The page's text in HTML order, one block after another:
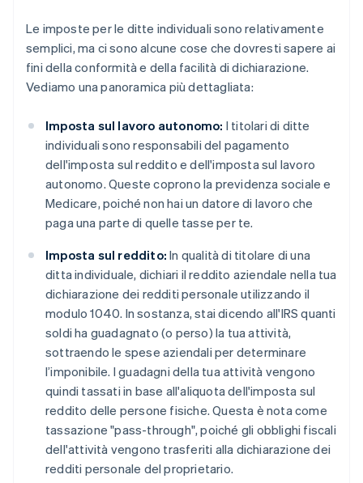
Le imposte per le ditte individuali sono relativamente
semplici, ma ci sono alcune cose che dovresti sapere ai
fini della conformità e della facilità di dichiarazione.
Vediamo una panoramica più dettagliata:
Imposta sul lavoro autonomo: I titolari di ditte
individuali sono responsabili del pagamento
dell'imposta sul reddito e dell'imposta sul lavoro
autonomo. Queste coprono la previdenza sociale e
Medicare, poiché non hai un datore di lavoro che
paga una parte di quelle tasse per te.
Imposta sul reddito: In qualità di titolare di una
ditta individuale, dichiari il reddito aziendale nella tua
dichiarazione dei redditi personale utilizzando il
modulo 1040. In sostanza, stai dicendo all'IRS quanti
soldi ha guadagnato (o perso) la tua attività,
sottraendo le spese aziendali per determinare
l’imponibile. I guadagni della tua attività vengono
quindi tassati in base all'aliquota dell'imposta sul
reddito delle persone fisiche. Questa è nota come
tassazione "pass-through", poiché gli obblighi fiscali
dell'attività vengono trasferiti alla dichiarazione dei
redditi personale del proprietario.